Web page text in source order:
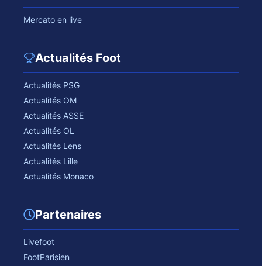
Mercato en live
Actualités Foot
Actualités PSG
Actualités OM
Actualités ASSE
Actualités OL
Actualités Lens
Actualités Lille
Actualités Monaco
Partenaires
Livefoot
FootParisien